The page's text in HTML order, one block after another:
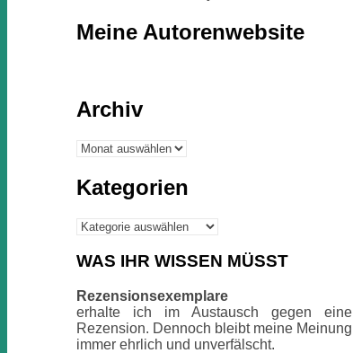
Meine Autorenwebsite
Archiv
Archiv
Kategorien
Kategorien
WAS IHR WISSEN MÜSST
Rezensionsexemplare
erhalte ich im Austausch gegen eine
Rezension. Dennoch bleibt meine Meinung
immer ehrlich und unverfälscht.